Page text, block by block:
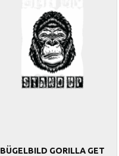
BÜGELBILD GORILLA GET